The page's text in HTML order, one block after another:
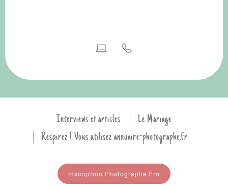
Interviews et articles
Le Mariage
Respirez ! Vous utilisez annuaire-photographe.fr
Inscription Photographe Pro